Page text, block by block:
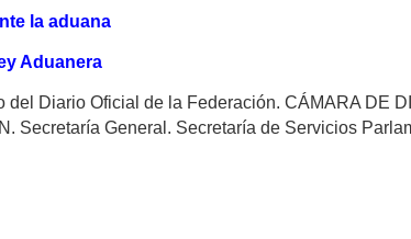
la aduana
Aduanera
del Diario Oficial de la Federación. CÁMARA DE
Secretaría General. Secretaría de Servicios